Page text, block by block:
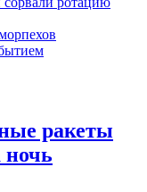
ракеты
ночь